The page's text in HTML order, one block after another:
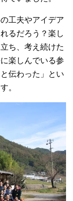
工夫やアイデア
るだろう？楽し
ち、考え続けた
楽しんでいる参
伝わった」とい
。